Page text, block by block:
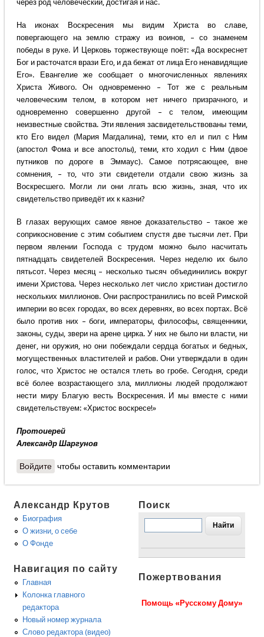
через род человеческий, достигая и нас.
На иконах Воскресения мы видим Христа во славе,
повергающего на землю стражу из воинов, – со знаменем
победы в руке. И Церковь торжествующе поёт: «Да воскреснет
Бог и расточатся врази Его, и да бежат от лица Его ненавидящие
Его». Евангелие же сообщает о многочисленных явлениях
Христа Живого. Он одновременно – Тот же с реальным
человеческим телом, в котором нет ничего призрачного, и
одновременно совершенно другой – с телом, имеющим
неизвестные свойства. Эти явления засвидетельствованы теми,
кто Его видел (Мария Магдалина), теми, кто ел и пил с Ним
(апостол Фома и все апостолы), теми, кто ходил с Ним (двое
путников по дороге в Эммаус). Самое потрясающее, вне
сомнения, – то, что эти свидетели отдали свою жизнь за
Воскресшего. Могли ли они лгать всю жизнь, зная, что их
свидетельство приведёт их к казни?
В глазах верующих самое явное доказательство – такое же
соприкосновение с этим событием спустя две тысячи лет. При
первом явлении Господа с трудом можно было насчитать
пятнадцать свидетелей Воскресения. Через неделю их было
пятьсот. Через месяц – несколько тысяч объединились вокруг
имени Христова. Через несколько лет число христиан достигло
нескольких миллионов. Они распространились по всей Римской
империи во всех городах, во всех деревнях, во всех портах. Всё
было против них – боги, императоры, философы, священники,
законы, суды, звери на арене цирка. У них не было ни власти, ни
денег, ни оружия, но они побеждали сердца богатых и бедных,
могущественных властителей и рабов. Они утверждали в один
голос, что Христос не остался тлеть во гробе. Сегодня, среди
всё более возрастающего зла, миллионы людей продолжают
нести миру Благую весть Воскресения. И мы вместе с ними
свидетельствуем: «Христос воскресе!»
Протоиерей
Александр Шаргунов
Войдите чтобы оставить комментарии
Александр Крутов
Биография
О жизни, о себе
О Фонде
Навигация по сайту
Главная
Колонка главного
редактора
Новый номер журнала
Слово редактора (видео)
Поиск
Пожертвования
Помощь «Русскому Дому»